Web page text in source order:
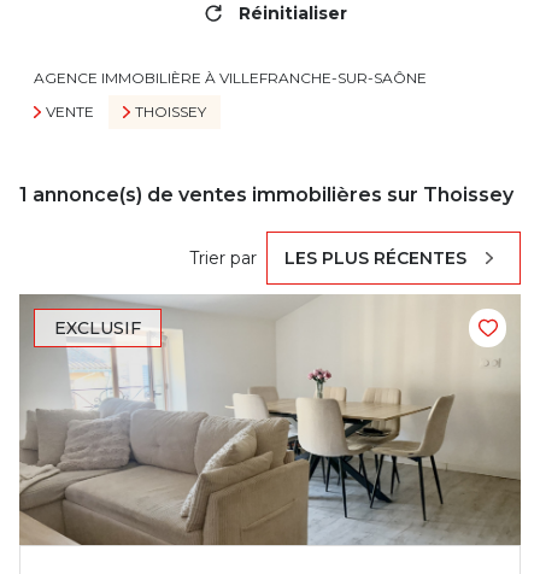
Réinitialiser
AGENCE IMMOBILIÈRE À VILLEFRANCHE-SUR-SAÔNE
VENTE
THOISSEY
1 annonce(s) de ventes immobilières sur Thoissey
Trier par LES PLUS RÉCENTES
EXCLUSIF